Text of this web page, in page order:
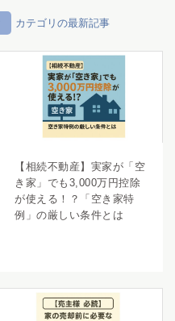
カテゴリの最新記事
【相続不動産】実家が「空
き家」でも3,000万円控除
が使える！？「空き家特
例」の厳しい条件とは